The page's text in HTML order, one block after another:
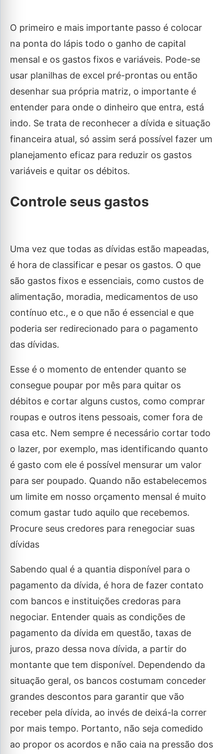
O primeiro e mais importante passo é colocar
na ponta do lápis todo o ganho de capital
mensal e os gastos fixos e variáveis. Pode-se
usar planilhas de excel pré-prontas ou então
desenhar sua própria matriz, o importante é
entender para onde o dinheiro que entra, está
indo. Se trata de reconhecer a dívida e situação
financeira atual, só assim será possível fazer um
planejamento eficaz para reduzir os gastos
variáveis e quitar os débitos.
Controle seus gastos
Uma vez que todas as dívidas estão mapeadas,
é hora de classificar e pesar os gastos. O que
são gastos fixos e essenciais, como custos de
alimentação, moradia, medicamentos de uso
contínuo etc., e o que não é essencial e que
poderia ser redirecionado para o pagamento
das dívidas.
Esse é o momento de entender quanto se
consegue poupar por mês para quitar os
débitos e cortar alguns custos, como comprar
roupas e outros itens pessoais, comer fora de
casa etc. Nem sempre é necessário cortar todo
o lazer, por exemplo, mas identificando quanto
é gasto com ele é possível mensurar um valor
para ser poupado. Quando não estabelecemos
um limite em nosso orçamento mensal é muito
comum gastar tudo aquilo que recebemos.
Procure seus credores para renegociar suas
dívidas
Sabendo qual é a quantia disponível para o
pagamento da dívida, é hora de fazer contato
com bancos e instituições credoras para
negociar. Entender quais as condições de
pagamento da dívida em questão, taxas de
juros, prazo dessa nova dívida, a partir do
montante que tem disponível. Dependendo da
situação geral, os bancos costumam conceder
grandes descontos para garantir que vão
receber pela dívida, ao invés de deixá-la correr
por mais tempo. Portanto, não seja comedido
ao propor os acordos e não caia na pressão dos